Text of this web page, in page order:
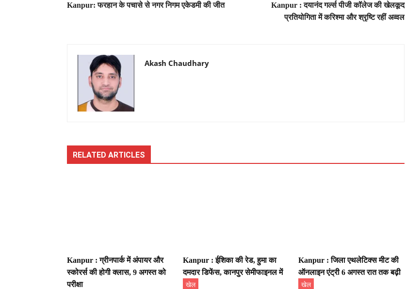
Kanpur: फरहान के पचासे से नगर निगम एकेडमी की जीत
Kanpur : दयानंद गर्ल्स पीजी कॉलेज की खेलकूद
प्रतियोगिता में करिश्मा और श्रृष्टि रहीं अव्वल
Akash Chaudhary
RELATED ARTICLES
Kanpur : ग्रीनपार्क में अंपायर और
स्कोरर्स की होगी क्लास, 9 अगस्त को
परीक्षा
Kanpur : ईशिका की रेड, हुमा का
दमदार डिफेंस, कानपुर सेमीफाइनल में
खेल
Kanpur : जिला एथलेटिक्स मीट की
ऑनलाइन एंट्री 6 अगस्त रात तक बढ़ी
खेल